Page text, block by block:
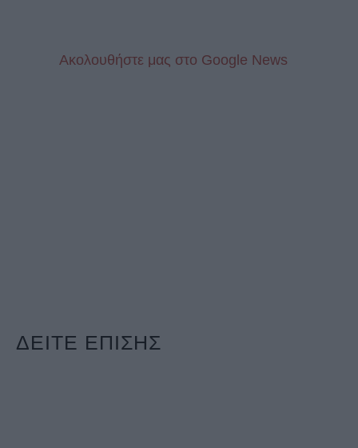
Aκολουθήστε μας στo Google News
ΔΕΙΤΕ ΕΠΙΣΗΣ